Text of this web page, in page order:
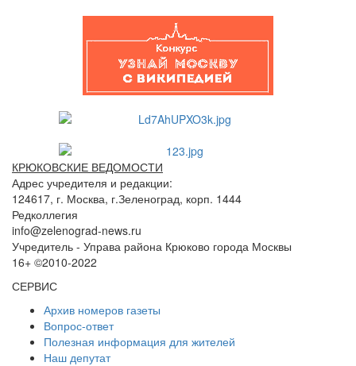
КРЮКОВСКИЕ ВЕДОМОСТИ
Адрес учредителя и редакции:
124617, г. Москва, г.Зеленоград, корп. 1444
Редколлегия
info@zelenograd-news.ru
Учредитель - Управа района Крюково города Москвы
16+ ©2010-2022
СЕРВИС
Архив номеров газеты
Вопрос-ответ
Полезная информация для жителей
Наш депутат